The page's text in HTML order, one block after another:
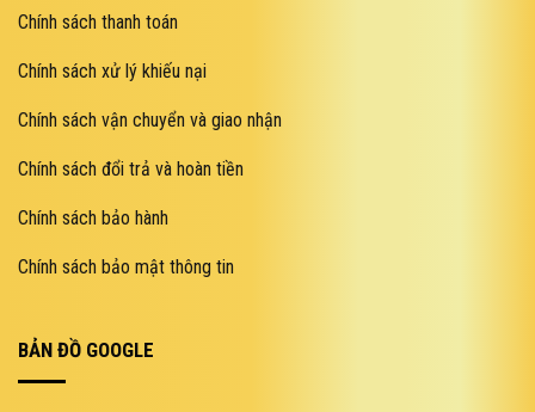
Chính sách thanh toán
Chính sách xử lý khiếu nại
Chính sách vận chuyển và giao nhận
Chính sách đổi trả và hoàn tiền
Chính sách bảo hành
Chính sách bảo mật thông tin
BẢN ĐỒ GOOGLE